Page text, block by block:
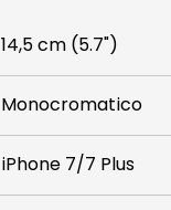
14,5 cm (5.7")
Monocromatico
iPhone 7/7 Plus